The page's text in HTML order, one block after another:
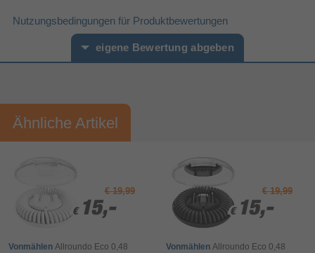
Steckverbinder 2 Geschlecht Stecker
Max. Datenübertragungsrate 5 Gbit/s
Gewicht und Abmessungen
Leistung
Outputstrom (max.)
Verpackungsinformation
Verpackungstiefe
Verpackungsbreite
Sonstiges
Nutzungsbedingungen für Produktbewertungen
eigene Bewertung abgeben
Ihre Bewertung:
Ähnliche Artikel
€ 19,99
€ 15,-
€ 15,-
Vonmählen Allroundo Eco 0,48
€ 19,99
€ 15,-
€ 15,-
Vonmählen Allroundo Eco 0,48